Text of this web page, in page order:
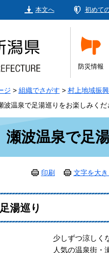
本文へ 初めて
防災情報
ジ > 組織でさがす > 村上地域振
波温泉で足湯巡りをお楽しみくだ
瀬波温泉で足
印刷 文字を大
湯巡り
少しずつ涼しく
人気の温泉街・